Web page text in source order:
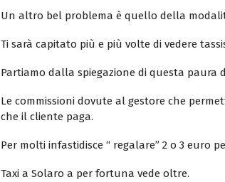
Un altro bel problema è quello della
Ti sarà capitato più e più volte di vedere tassisti
Partiamo dalla spiegazione di questa paura
Le commissioni dovute al gestore che
che il cliente paga.
Per molti infastidisce “ regalare” 2 o 3 euro
Taxi a Solaro a per fortuna vede oltre.